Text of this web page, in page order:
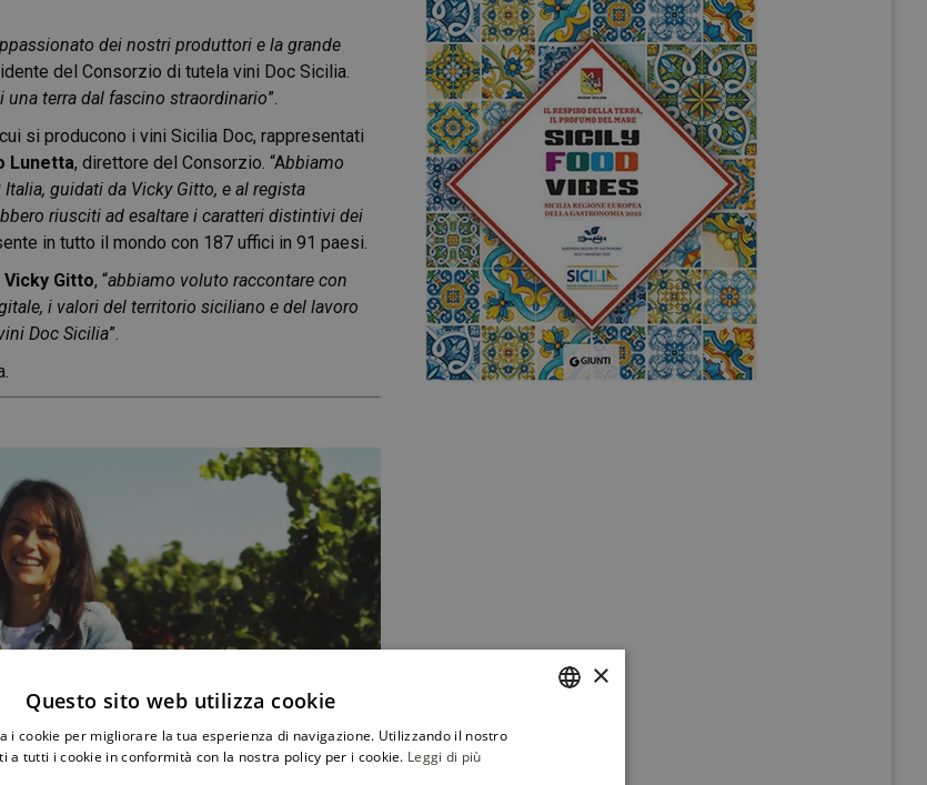
dei nostri produttori e la grande
del Consorzio di tutela vini Doc Sicilia.
una terra dal fascino straordinario”.
si producono i vini Sicilia Doc, rappresentati
Lunetta, direttore del Consorzio. “Abbiamo
guidati da Vicky Gitto, e al regista
riusciti ad esaltare i caratteri distintivi dei
in tutto il mondo con 187 uffici in 91 paesi.
Vicky Gitto, “abbiamo voluto raccontare con
i valori del territorio siciliano e del lavoro
Doc Sicilia”.
×
Questo sito web utilizza cookie
i cookie per migliorare la tua esperienza di navigazione. Utilizzando il nostro
a tutti i cookie in conformità con la nostra policy per i cookie. Leggi di più